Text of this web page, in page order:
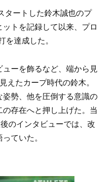
ートした鈴木誠也のプ
トを記録して以来、プロ
を達成した。
ーを飾るなど、端から見
えたカープ時代の鈴木。
勢、他を圧倒する意識の
存在へと押し上げた。当
のインタビューでは、改
ていた。